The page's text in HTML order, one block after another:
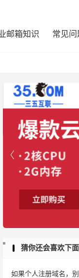
邮箱知识 常见问

猜你还会喜欢下
如果个人注册域名，